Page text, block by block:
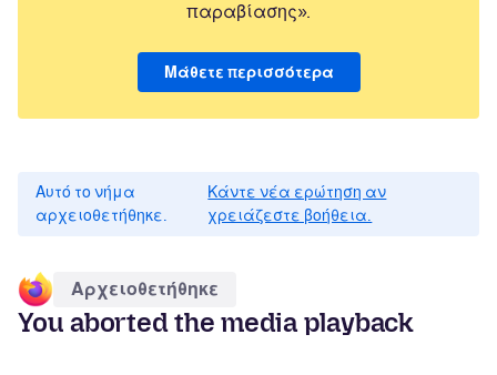
παραβίασης».
Μάθετε περισσότερα
Αυτό το νήμα
αρχειοθετήθηκε.
Κάντε νέα ερώτηση αν
χρειάζεστε βοήθεια.
Αρχειοθετήθηκε
You aborted the media playback